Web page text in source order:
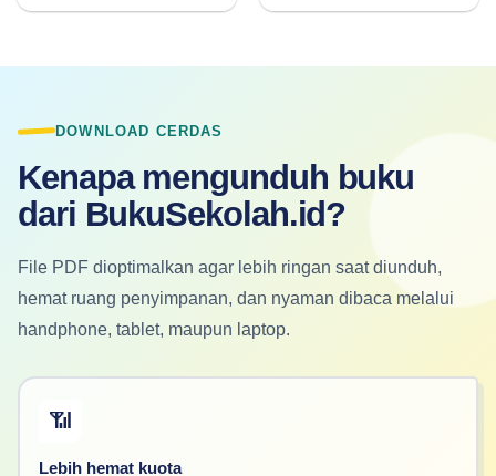
DOWNLOAD CERDAS
Kenapa mengunduh buku
dari BukuSekolah.id?
File PDF dioptimalkan agar lebih ringan saat diunduh,
hemat ruang penyimpanan, dan nyaman dibaca melalui
handphone, tablet, maupun laptop.
📶
Lebih hemat kuota